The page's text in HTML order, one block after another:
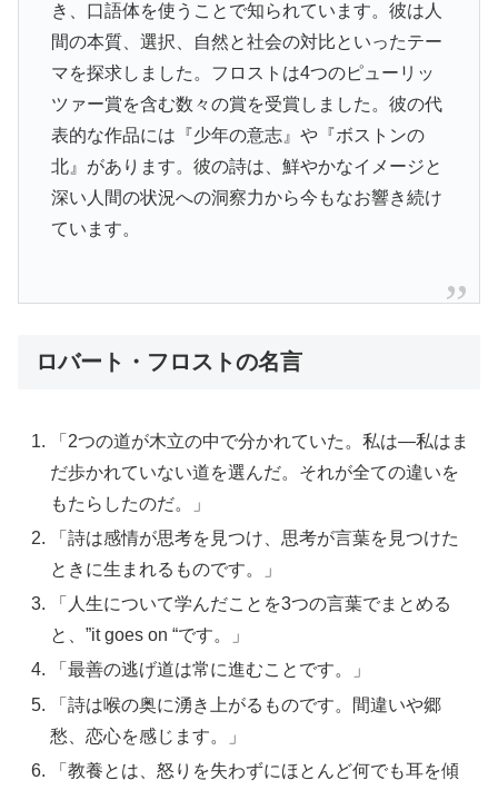
き、口語体を使うことで知られています。彼は人
間の本質、選択、自然と社会の対比といったテー
マを探求しました。フロストは4つのピューリッ
ツァー賞を含む数々の賞を受賞しました。彼の代
表的な作品には『少年の意志』や『ボストンの
北』があります。彼の詩は、鮮やかなイメージと
深い人間の状況への洞察力から今もなお響き続け
ています。
ロバート・フロストの名言
「2つの道が木立の中で分かれていた。私は―私はま
だ歩かれていない道を選んだ。それが全ての違いを
もたらしたのだ。」
「詩は感情が思考を見つけ、思考が言葉を見つけた
ときに生まれるものです。」
「人生について学んだことを3つの言葉でまとめる
と、”it goes on “です。」
「最善の逃げ道は常に進むことです。」
「詩は喉の奥に湧き上がるものです。間違いや郷
愁、恋心を感じます。」
「教養とは、怒りを失わずにほとんど何でも耳を傾